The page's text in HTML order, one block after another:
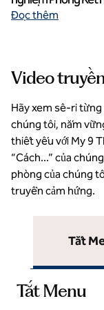
Đọc thêm
Video
Hãy xem sê-ri
chúng tôi, nắm
thiết yếu với My 9
“Cách...” của
phòng của chúng
truyền cảm hứng.
Tắt
Tắt Menu